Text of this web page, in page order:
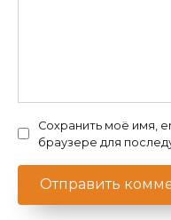
Сохранить моё имя,
браузере для